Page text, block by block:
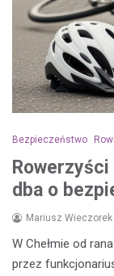
Bezpieczeństwo
dba o
Mariusz Wieczorek
W Chełmie od
przez